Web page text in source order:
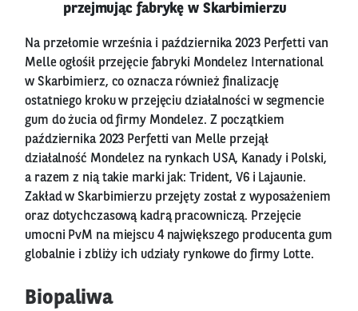
przejmując fabrykę w Skarbimierzu
Na przełomie września i października 2023 Perfetti van
Melle ogłośił przejęcie fabryki Mondelez International
w Skarbimierz, co oznacza również finalizację
ostatniego kroku w przejęciu działalności w segmencie
gum do żucia od firmy Mondelez. Z początkiem
października 2023 Perfetti van Melle przejął
działalność Mondelez na rynkach USA, Kanady i Polski,
a razem z nią takie marki jak: Trident, V6 i Lajaunie.
Zakład w Skarbimierzu przejęty został z wyposażeniem
oraz dotychczasową kadrą pracowniczą. Przejęcie
umocni PvM na miejscu 4 największego producenta gum
globalnie i zbliży ich udziały rynkowe do firmy Lotte.
Biopaliwa